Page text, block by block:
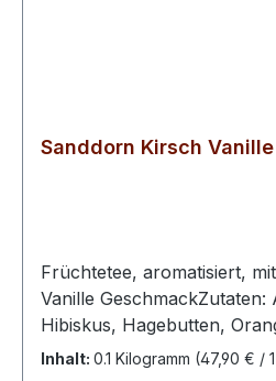
Sanddorn Kirsch
Früchtetee, aromatisiert,
Vanille GeschmackZutaten:
Hibiskus, Hagebutten,
Karottenflocken,
Inhalt: 0.1 Kilogramm (47,90 € /